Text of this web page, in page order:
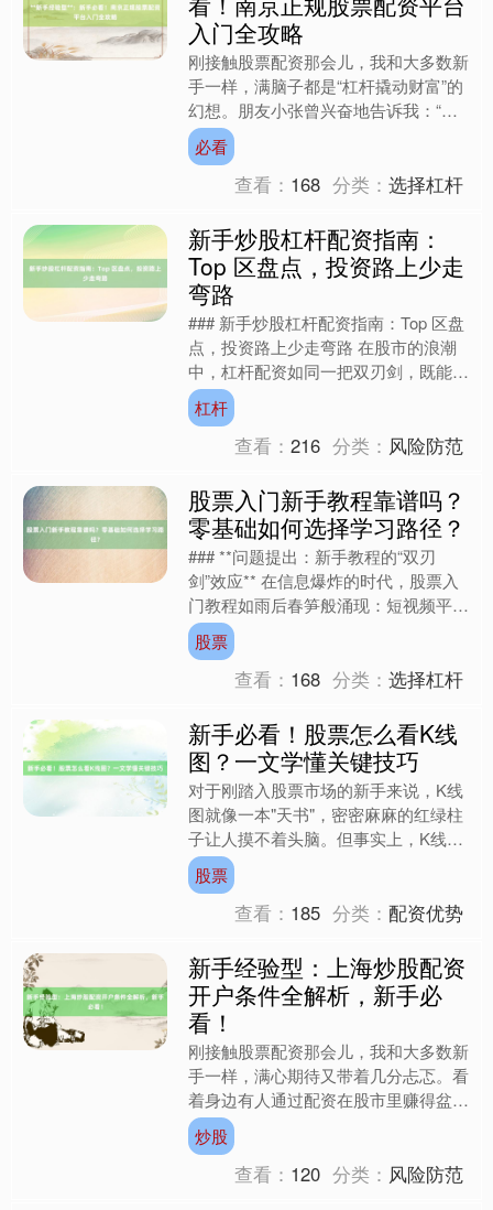
入门全攻略
刚接触股票配资那会儿，我和大多数新
手一样，满脑子都是“杠杆撬动财富”的
幻想。朋友小张曾兴奋地告诉我：“我
拿5万本金配了20万，三天就赚了2
万！”听得我心痒难耐，....
必看
查看： 168 分类：选择杠杆
新手炒股杠杆配资指南：
Top 区盘点，投资路上少走
弯路
### 新手炒股杠杆配资指南：Top 区盘
点，投资路上少走弯路 在股市的浪潮
中，杠杆配资如同一把双刃剑，既能放
大收益，也可能加剧亏损。对于新手而
言，由于缺乏经验....
杠杆
查看：216 分类： 风险防范
股票入门新手教程靠谱吗？
零基础如何选择学习路径？
### **问题提出：新手教程的“双刃
剑”效应** 在信息爆炸的时代，股票入
门教程如雨后春笋般涌现：短视频平台
的“3天学会炒股”、知识付费平台的“从
零到亿”课程....
股票
查看： 168 分类：选择杠杆
新手必看！股票怎么看K线
图？一文学懂关键技巧
对于刚踏入股票市场的新手来说，K线
图就像一本"天书"，密密麻麻的红绿柱
子让人摸不着头脑。但事实上，K线图
是股票分析中最基础也最重要的工具之
一。本文将用通俗易懂的....
股票
查看： 185 分类：配资优势
新手经验型：上海炒股配资
开户条件全解析，新手必
看！
刚接触股票配资那会儿，我和大多数新
手一样，满心期待又带着几分忐忑。看
着身边有人通过配资在股市里赚得盆满
钵满，我心里痒痒的，想着自己也能大
展身手。可当我真正开始了....
炒股
查看： 120 分类： 风险防范